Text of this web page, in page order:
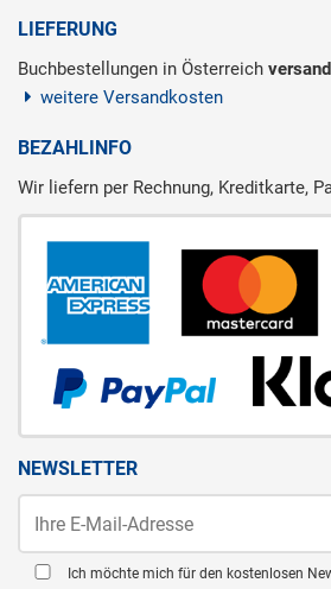
LIEFERUNG
Buchbestellungen in Österreich
weitere Versandkosten
BEZAHLINFO
Wir liefern per Rechnung, Kreditkarte,
NEWSLETTER
Ich möchte mich für den kostenlosen